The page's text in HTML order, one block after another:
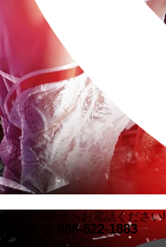
求人もコチラへお電話ください!
088-622-1883